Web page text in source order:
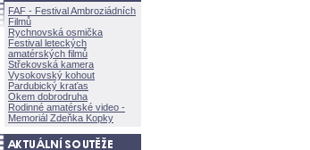
FAF - Festival Ambroziádních
Filmů
Rychnovská osmička
Festival leteckých
amatérských filmů
Střekovská kamera
Vysokovský kohout
Pardubický kraťas
Okem dobrodruha
Rodinné amatérské video -
Memoriál Zdeňka Kopky